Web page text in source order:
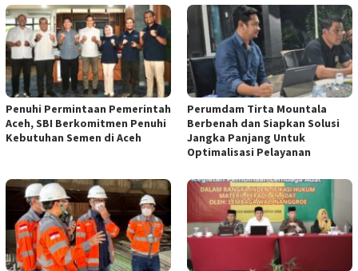
Penuhi Permintaan Pemerintah
Aceh, SBI Berkomitmen Penuhi
Kebutuhan Semen di Aceh
Perumdam Tirta Mountala
Berbenah dan Siapkan Solusi
Jangka Panjang Untuk
Optimalisasi Pelayanan